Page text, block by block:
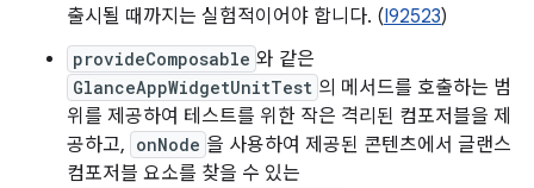
출시될 때까지는 실험적이어야 합니다. (I92523)
provideComposable 와 같은
GlanceAppWidgetUnitTest 의 메서드를 호출하는 범
위를 제공하여 테스트를 위한 작은 격리된 컴포저블을 제
공하고, onNode 을 사용하여 제공된 콘텐츠에서 글랜스
컴포저블 요소를 찾을 수 있는